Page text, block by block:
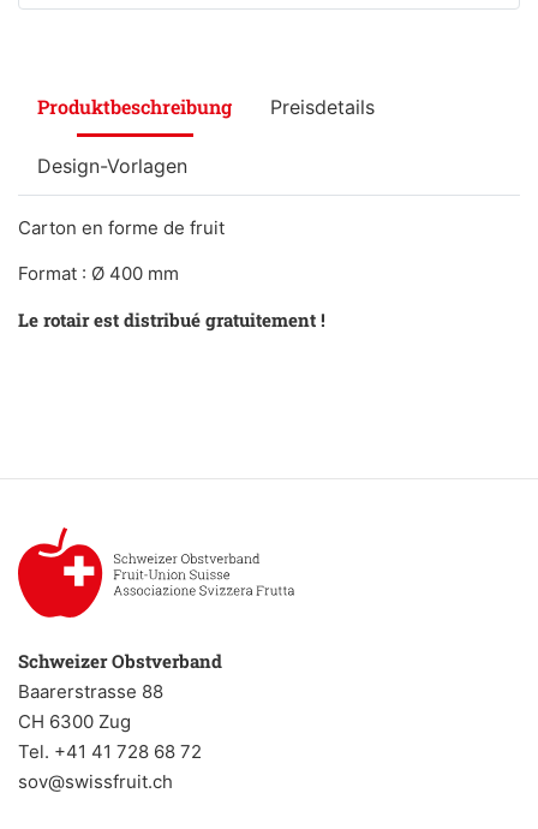
Produktbeschreibung Preisdetails
Design-Vorlagen
Carton en forme de fruit
Format : Ø 400 mm
Le rotair est distribué gratuitement !
Schweizer Obstverband
Baarerstrasse 88
CH 6300 Zug
Tel. +41 41 728 68 72
sov@swissfruit.ch